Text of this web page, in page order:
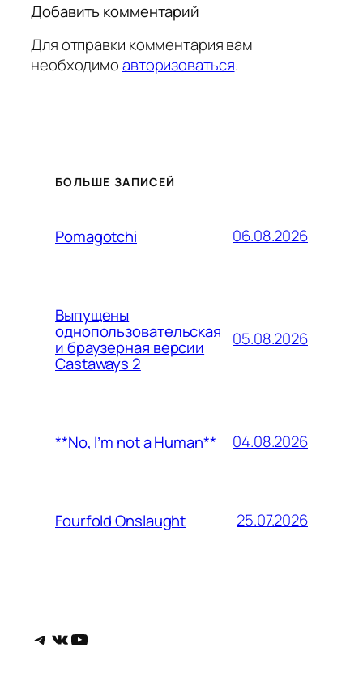
Добавить комментарий
Для отправки комментария вам
необходимоавторизоваться.
БОЛЬШЕ ЗАПИСЕЙ
Pomagotchi 06.08.2026
Выпущены
однопользовательская
и браузерная версии
Castaways 2
05.08.2026
**No, I’m not a Human** 04.08.2026
Fourfold Onslaught 25.07.2026
Telegram
ВКонтакте
YouTube